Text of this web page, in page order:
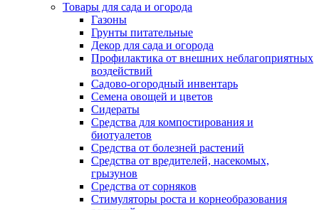
Товары для сада и огорода
Газоны
Грунты питательные
Декор для сада и огорода
Профилактика от внешних неблагоприятных
воздействий
Садово-огородный инвентарь
Семена овощей и цветов
Сидераты
Средства для компостирования и
биотуалетов
Средства от болезней растений
Средства от вредителей, насекомых,
грызунов
Средства от сорняков
Стимуляторы роста и корнеобразования